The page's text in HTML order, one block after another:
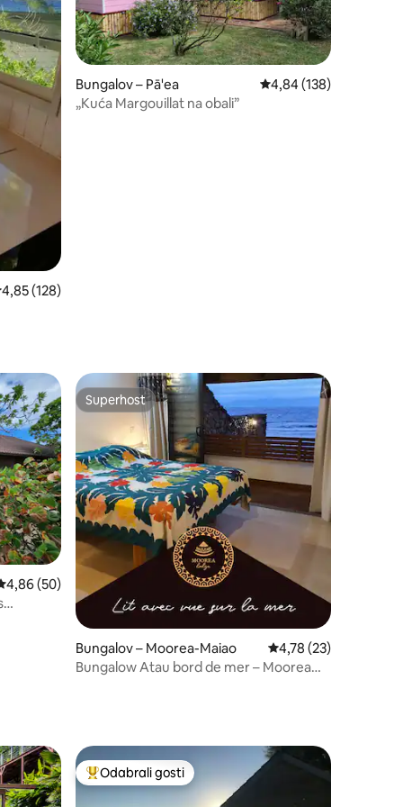
ocjena: 4,85/5, recenzija: 128
4,85 (128)
Bungalov – Pā'ea Prosječna ocjena:
4,84 (138)
„Kuća Margouillat na obali”
ocjena: 4,86/5, recenzija: 50
4,86 (50)
Superhost
Superhost
Bungalov – Moorea-Maiao Prosječna ocjena:
4,78 (23)
Bungalow Atau bord de mer – Moorea
Među najviše rangiranima s oznakom „Odabrali gosti”
Odabrali gosti